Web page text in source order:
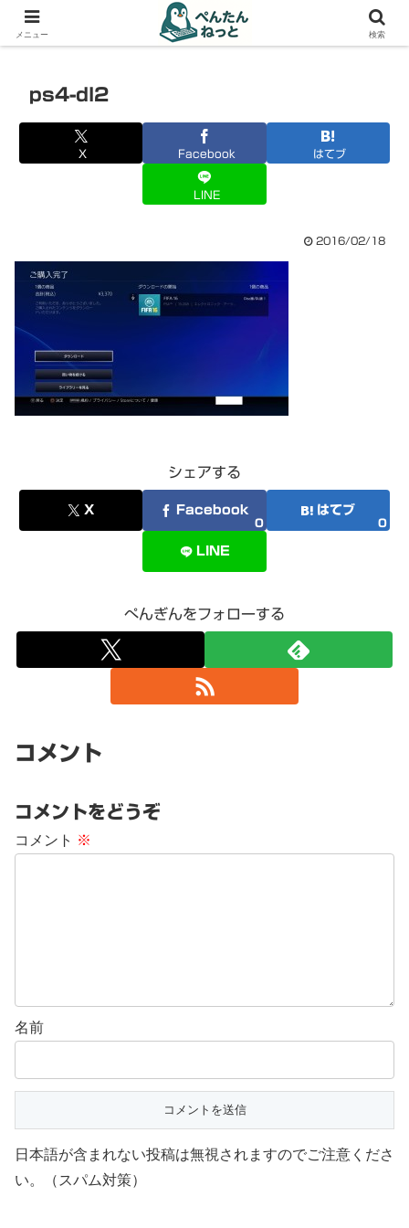
PCやガジェットの備忘録
ps4-dl2
X Facebook はてブ
LINE
2016/02/18
シェアする
X Facebook
0
はてブ
0
LINE
ぺんぎんをフォローする
コメント
コメントをどうぞ
コメント ※
名前
日本語が含まれない投稿は無視されますのでご注意くださ
い。（スパム対策）
メニュー 検索